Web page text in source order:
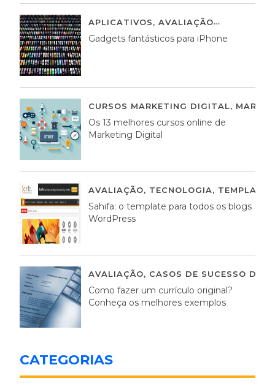
APLICATIVOS, AVALIAÇÃO
Gadgets fantásticos para iPhone
CURSOS MARKETING DIGITAL,
Os 13 melhores cursos online de
Marketing Digital
AVALIAÇÃO, TECNOLOGIA,
Sahifa: o template para todos os blogs
WordPress
AVALIAÇÃO, CASOS DE SUCESSO DE
Como fazer um currículo original?
Conheça os melhores exemplos
CATEGORIAS